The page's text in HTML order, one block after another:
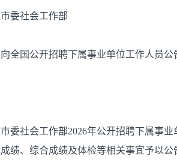
委社会工作部
全国公开招聘下属事业单位工作人员公
委社会工作部2026年公开招聘下属事
绩、综合成绩及体检等相关事宜予以公